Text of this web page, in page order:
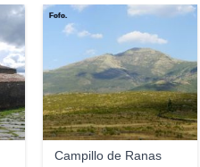
Campillo de Ranas
Fofo.